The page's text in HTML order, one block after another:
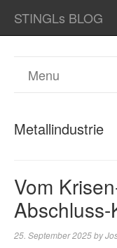
STINGLs BLOG
Menu
Metallindustrie
Vom
Abschluss-
25. September 2025by